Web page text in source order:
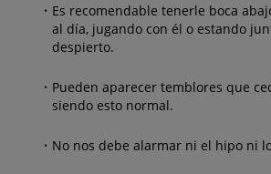
Es recomendable tenerle boca
al día, jugando con él o estando
despierto.
Pueden aparecer temblores que
siendo esto normal.
No nos debe alarmar ni el hipo ni